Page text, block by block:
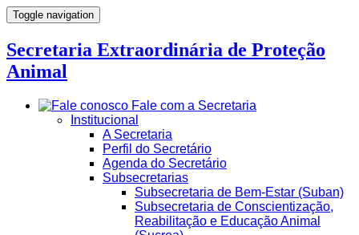
Toggle navigation
Secretaria Extraordinária de Proteção
Animal
Fale com a Secretaria
Institucional
A Secretaria
Perfil do Secretário
Agenda do Secretário
Subsecretarias
Subsecretaria de Bem-Estar (Suban)
Subsecretaria de Conscientização,
Reabilitação e Educação Animal